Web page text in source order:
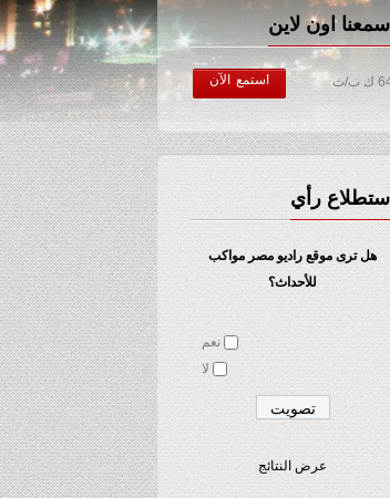
اسمعنا اون لاين
ك ب/ث استمع الآن
إستطلاع رأي
هل ترى موقع راديو مصر مواكب
للأحداث؟
نعم
لا
عرض النتائج